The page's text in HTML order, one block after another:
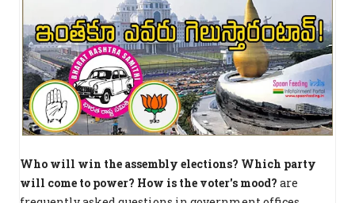
Who will win the assembly elections? Which party
will come to power? How is the voter's mood? are